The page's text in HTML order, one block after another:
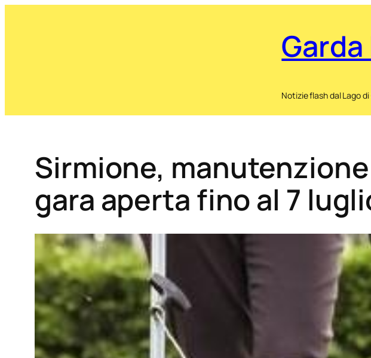
Notizie flash dal Lago di
Sirmione,
gara aperta fino al 7